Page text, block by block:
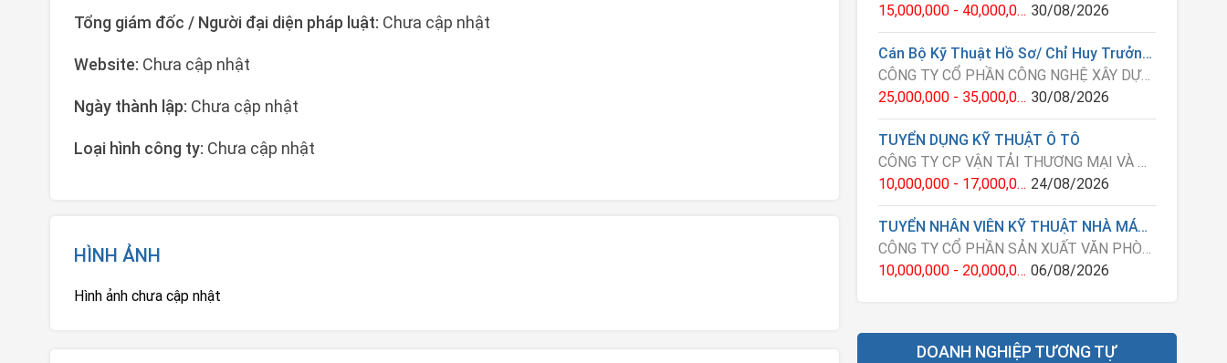
Tổng giám đốc / Người đại diện pháp luật: Chưa cập nhật
Website: Chưa cập nhật
Ngày thành lập: Chưa cập nhật
Loại hình công ty: Chưa cập nhật
HÌNH ẢNH
Hình ảnh chưa cập nhật
15,000,000 - 40,000,000 VNĐ 30/08/2026
Cán Bộ Kỹ Thuật Hồ Sơ/ Chỉ Huy Trưởng/ QS
CÔNG TY CỔ PHẦN CÔNG NGHỆ XÂY DỰNG HANCORP 5
25,000,000 - 35,000,000 VNĐ 30/08/2026
TUYỂN DỤNG KỸ THUẬT Ô TÔ
CÔNG TY CP VẬN TẢI THƯƠNG MẠI VÀ ĐẦU TƯ AN VIỆT
10,000,000 - 17,000,000 VNĐ 24/08/2026
TUYỂN NHÂN VIÊN KỸ THUẬT NHÀ MÁY LƯƠNG 10-20 TRIỆU (CHẤP NHẬN SINH VIÊN MỚI RA TRƯỜNG , ĐÀO TẠO TỪ ĐẦU)
CÔNG TY CỔ PHẦN SẢN XUẤT VĂN PHÒNG PHẨM HẢI HÀ
10,000,000 - 20,000,000 VNĐ 06/08/2026
DOANH NGHIỆP TƯƠNG TỰ